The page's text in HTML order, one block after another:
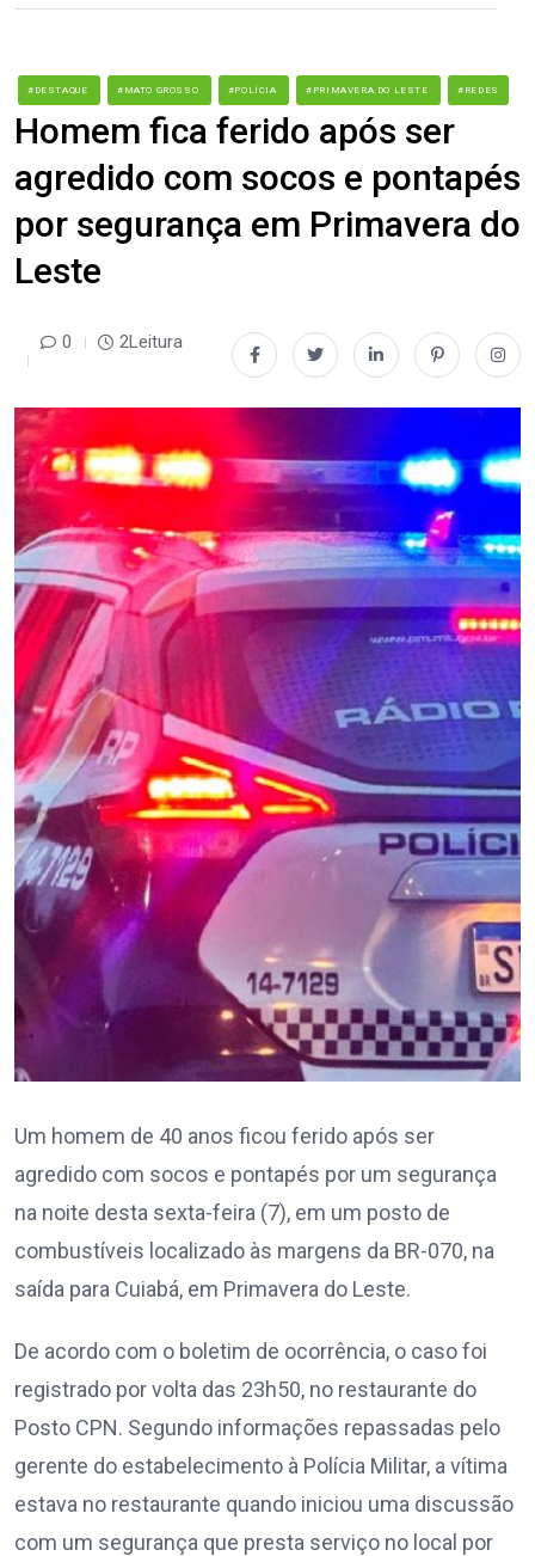
#DESTAQUE #MATO GROSSO #POLÍCIA #PRIMAVERA DO LESTE #REDES
Homem fica ferido após ser
agredido com socos e pontapés
por segurança em Primavera do
Leste
0 2Leitura
Um homem de 40 anos ficou ferido após ser
agredido com socos e pontapés por um segurança
na noite desta sexta-feira (7), em um posto de
combustíveis localizado às margens da BR-070, na
saída para Cuiabá, em Primavera do Leste.
De acordo com o boletim de ocorrência, o caso foi
registrado por volta das 23h50, no restaurante do
Posto CPN. Segundo informações repassadas pelo
gerente do estabelecimento à Polícia Militar, a vítima
estava no restaurante quando iniciou uma discussão
com um segurança que presta serviço no local por